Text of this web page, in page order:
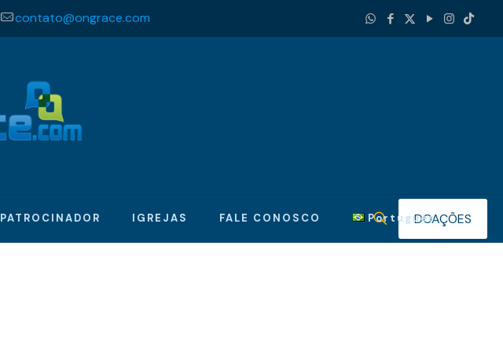
contato@ongrace.com
PATROCINADOR IGREJAS FALE CONOSCO PortuguêsDOAÇÕES